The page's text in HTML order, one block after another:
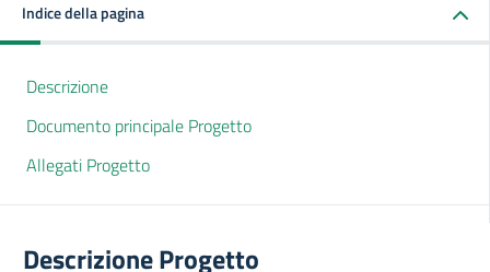
Indice della pagina
Descrizione
Documento principale Progetto
Allegati Progetto
Descrizione Progetto